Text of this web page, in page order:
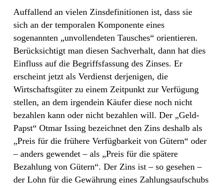
Auffallend an vielen Zinsdefinitionen ist, dass sie
sich an der temporalen Komponente eines
sogenannten „unvollendeten Tausches“ orientieren.
Berücksichtigt man diesen Sachverhalt, dann hat dies
Einfluss auf die Begriffsfassung des Zinses. Er
erscheint jetzt als Verdienst derjenigen, die
Wirtschaftsgüter zu einem Zeitpunkt zur Verfügung
stellen, an dem irgendein Käufer diese noch nicht
bezahlen kann oder nicht bezahlen will. Der „Geld-
Papst“ Otmar Issing bezeichnet den Zins deshalb als
„Preis für die frühere Verfügbarkeit von Gütern“ oder
– anders gewendet – als „Preis für die spätere
Bezahlung von Gütern“. Der Zins ist – so gesehen –
der Lohn für die Gewährung eines Zahlungsaufschubs